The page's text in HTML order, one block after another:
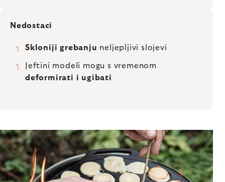
Nedostaci
Skloniji grebanju neljepljivi slojevi
Jeftini modeli mogu s vremenom
deformirati i ugibati